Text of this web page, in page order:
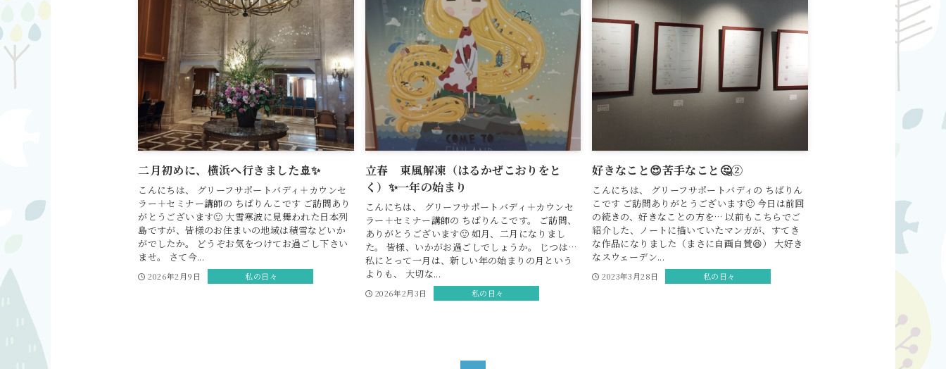
二月初めに、横浜へ行きました🚢✨
こんにちは、 グリーフサポートバディ＋カウンセ
ラー＋セミナー講師の ちばりんこです ご訪問あり
がとうございます🙂 大雪寒波に見舞われた日本列
島ですが、皆様のお住まいの地域は積雪などいか
がでしたか。 どうぞお気をつけてお過ごし下さい
ませ。 さて今...
2026年2月9日 私の日々
立春 東風解凍（はるかぜこおりをと
く）✨一年の始まり
こんにちは、 グリーフサポートバディ＋カウンセ
ラー＋セミナー講師の ちばりんこです。 ご訪問、
ありがとうございます🙂 如月、二月になりまし
た。 皆様、いかがお過ごしでしょうか。 じつは…
私にとって一月は、新しい年の始まりの月という
よりも、 大切な...
2026年2月3日 私の日々
好きなこと😍苦手なこと🤔②
こんにちは、 グリーフサポートバディの ちばりん
こです ご訪問ありがとうございます🙂 今日は前回
の続きの、好きなことの方を… 以前もこちらでご
紹介した、ノートに描いていたマンガが、すてき
な作品になりました（まさに自画自賛😆） 大好き
なスウェーデン...
2023年3月28日 私の日々